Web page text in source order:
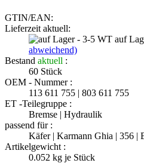
GTIN/EAN:
Lieferzeit aktuell:
auf
abweichend)
Bestand aktuell :
60 Stück
OEM - Nummer :
113 611 755 | 803 611 755
ET -Teilegruppe :
Bremse | Hydraulik
passend für :
Käfer | Karmann Ghia | 356 |
Artikelgewicht :
0.052 kg je Stück